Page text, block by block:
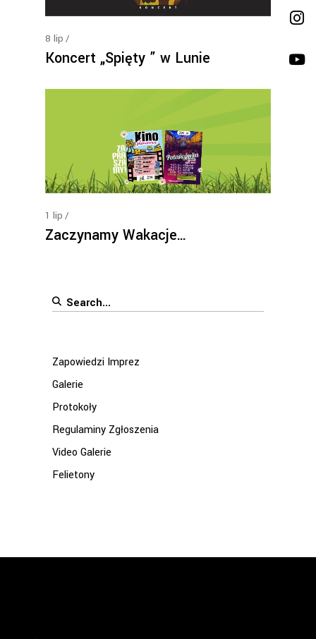
8 lip
Koncert „Spięty ” w Lunie
1 lip
Zaczynamy Wakacje…
Search
Zapowiedzi Imprez
Galerie
Protokoły
Regulaminy Zgłoszenia
Video Galerie
Felietony